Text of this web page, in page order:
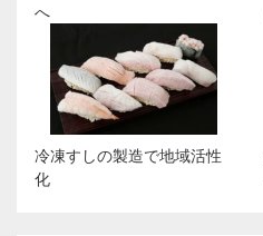
へ
冷凍すしの製造で地域活性
化